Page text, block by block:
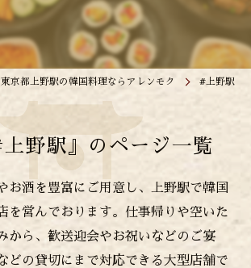
東京都上野駅の韓国料理ならアレンモク #上野駅
野駅』のページ一覧
お酒を豊富にご用意し、上野駅で韓国
を営んでおります。仕事帰りや空いた
から、歓送迎会やお祝いなどのご宴
どの貸切にまで対応できる大型店舗で